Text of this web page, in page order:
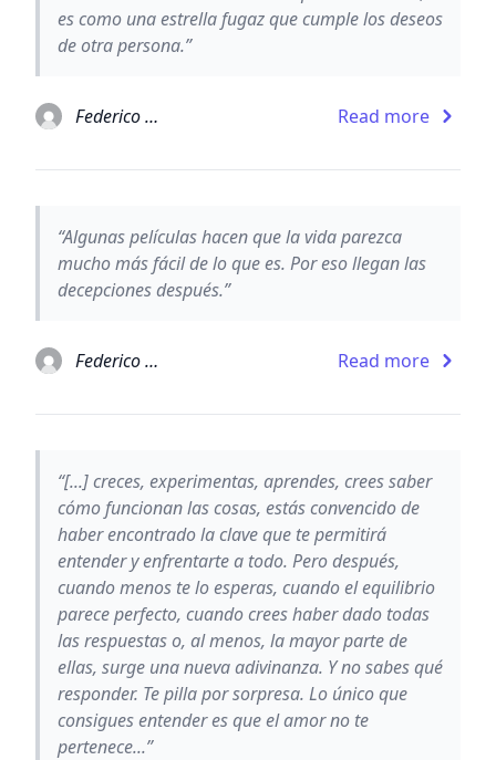
es como una estrella fugaz que cumple los deseos
de otra persona.”
Federico Moccia Read more
“Algunas películas hacen que la vida parezca
mucho más fácil de lo que es. Por eso llegan las
decepciones después.”
Federico Moccia Read more
“[...] creces, experimentas, aprendes, crees saber
cómo funcionan las cosas, estás convencido de
haber encontrado la clave que te permitirá
entender y enfrentarte a todo. Pero después,
cuando menos te lo esperas, cuando el equilibrio
parece perfecto, cuando crees haber dado todas
las respuestas o, al menos, la mayor parte de
ellas, surge una nueva adivinanza. Y no sabes qué
responder. Te pilla por sorpresa. Lo único que
consigues entender es que el amor no te
pertenece...”